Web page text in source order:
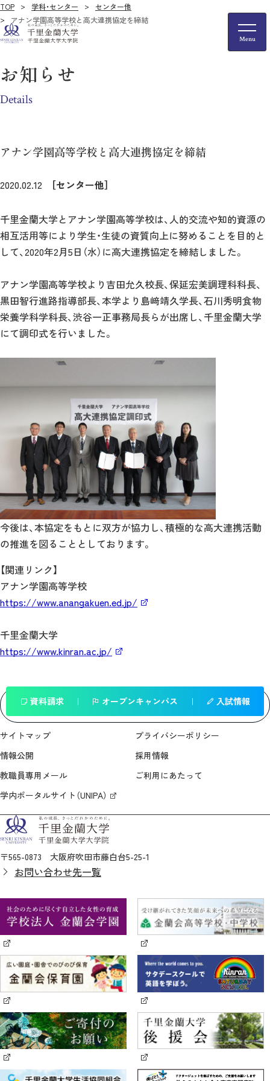
TOP 学科・センター
センター他
アナン学園高等学校と高大連携協定を締結
お知らせ
Details
アナン学園高等学校と高大連携協定を締結
2020.02.12 ［センター他］
千里金蘭大学とアナン学園高等学校は、人的交流や知的資源の
相互活用等により学生・生徒の資質向上に努めることを目的と
して、2020年2月5日（水）に高大連携協定を締結しました。
アナン学園高等学校より吉田允久校長、保延宏美調理科科長、
黒田智行進路指導部長、本学より島﨑靖久学長、石川秀明食物
栄養学科学科長、渋谷一正事務局長らが出席し、千里金蘭大学
にて調印式を行いました。
今後は、本協定をもとに双方が協力し、積極的な高大連携活動
の推進を図ることとしております。
【関連リンク】
アナン学園高等学校
https://www.anangakuen.ed.jp/
千里金蘭大学
https://www.kinran.ac.jp/
一覧へ戻る
資料請求 オープンキャンパス 入試情報
サイトマップ
プライバシーポリシー
情報公開
採用情報
教職員専用メール
ご利用にあたって
学内ポータルサイト（UNIPA）
〒565-0873 大阪府吹田市藤白台5-25-1
お問い合わせ先一覧